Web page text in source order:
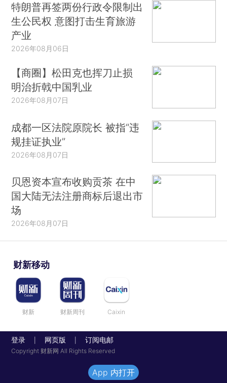
特朗普再签两份行政令限制出
生公民权 意图打击生育旅游
产业
2026年08月06日
【商圈】松田克也挥刀止损
明治折戟中国乳业
2026年08月07日
成都一区法院原院长 被指“违
规挂证执业”
2026年08月07日
贝恩资本宣布收购贡茶 在中
国大陆无法注册商标后退出市
场
2026年08月07日
财新移动
财新 财新周刊 Caixin
登录 网页版 订阅电邮
Copyright 财新网 All Rights Reserved
App 内打开